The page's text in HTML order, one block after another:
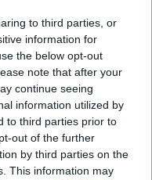
to third parties, or
information for
the below opt-out
note that after your
continue seeing
information utilized by
to third parties prior to
out of the further
by third parties on the
This information may